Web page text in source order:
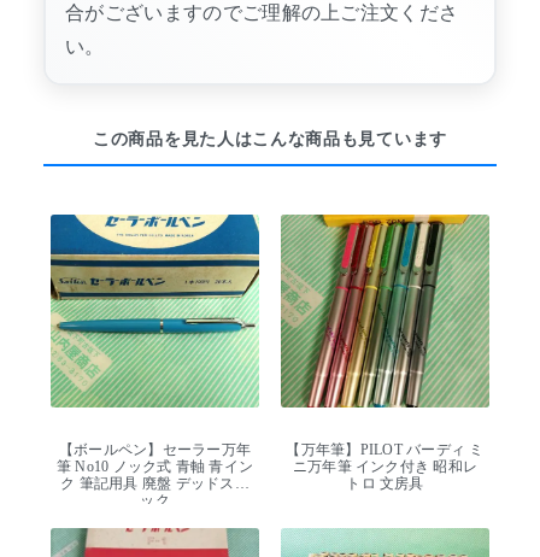
合がございますのでご理解の上ご注文くださ
い。
この商品を見た人はこんな商品も見ています
【ボールペン】セーラー万年
筆 No10 ノック式 青軸 青イン
ク 筆記用具 廃盤 デッドスト
ック
【万年筆】PILOT バーディ ミ
ニ万年筆 インク付き 昭和レ
トロ 文房具